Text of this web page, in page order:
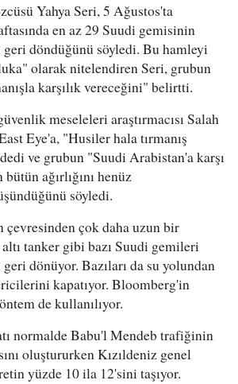
Yahya Seri, 5 Ağustos'ta
en az 29 Suudi gemisinin
döndüğünü söyledi. Bu hamleyi
olarak nitelendiren Seri, grubun
karşılık vereceğini" belirtti.
meseleleri araştırmacısı Salah
Eye'a, "Husiler hala tırmanış
ve grubun "Suudi Arabistan'a karşı
ağırlığını henüz
söyledi.
çok daha uzun bir
tanker gibi bazı Suudi gemileri
dönüyor. Bazıları da su yolundan
kapatıyor. Bloomberg'in
de kullanılıyor.
normalde Babu'l Mendeb trafiğinin
oluştururken Kızıldeniz genel
yüzde 10 ila 12'sini taşıyor.